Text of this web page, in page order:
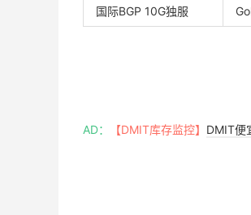
国际BGP 10G独服
AD： 【DMIT库存监控】 DMIT便